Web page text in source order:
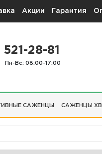
Акции Гарантия
28-81
Пн-Вс: 08:00-17:00
САЖЕНЦЫ САЖЕНЦЫ